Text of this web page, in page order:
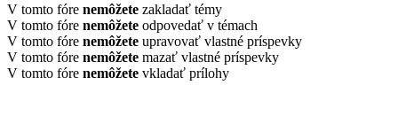
V tomto fóre nemôžete zakladať témy
V tomto fóre nemôžete odpovedať v témach
V tomto fóre nemôžete upravovať vlastné príspevky
V tomto fóre nemôžete mazať vlastné príspevky
V tomto fóre nemôžete vkladať prílohy